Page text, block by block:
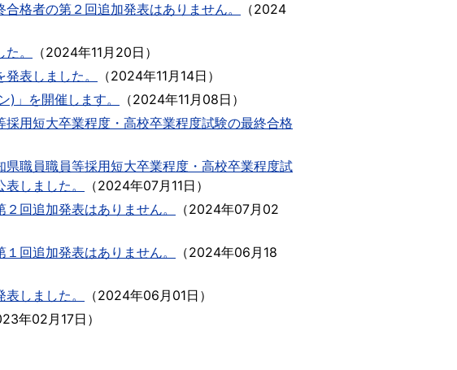
格者の第２回追加発表はありません。
（2024
。
（2024年11月20日 ）
表しました。
（2024年11月14日 ）
」を開催します。
（2024年11月08日 ）
用短大卒業程度・高校卒業程度試験の最終合格
職員職員等採用短大卒業程度・高校卒業程度試
しました。
（2024年07月11日 ）
回追加発表はありません。
（2024年07月02
回追加発表はありません。
（2024年06月18
しました。
（2024年06月01日 ）
年02月17日）